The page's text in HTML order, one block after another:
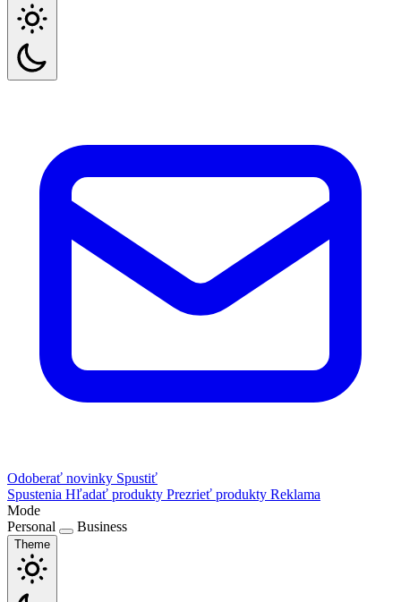
Odoberať novinky Spustiť
Spustenia Hľadať produkty Prezrieť produkty Reklama
Mode
Personal
Business
Theme